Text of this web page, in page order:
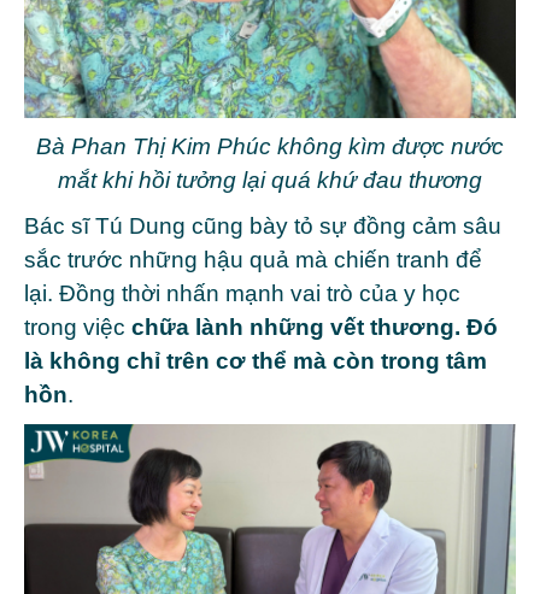
Bà Phan Thị Kim Phúc không kìm được nước
mắt khi hồi tưởng lại quá khứ đau thương
Bác sĩ Tú Dung cũng bày tỏ sự đồng cảm sâu
sắc trước những hậu quả mà chiến tranh để
lại. Đồng thời nhấn mạnh vai trò của y học
trong việc chữa lành những vết thương. Đó
là không chỉ trên cơ thể mà còn trong tâm
hồn.